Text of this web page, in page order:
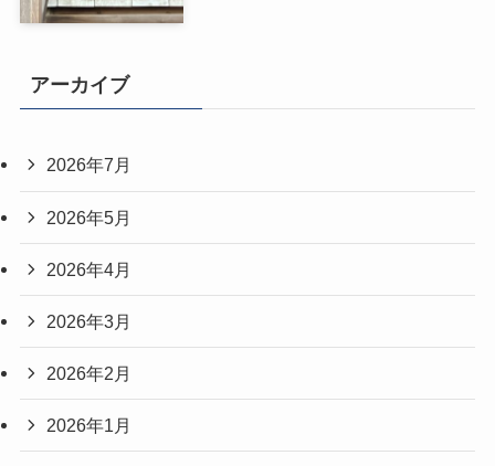
アーカイブ
2026年7月
2026年5月
2026年4月
2026年3月
2026年2月
2026年1月